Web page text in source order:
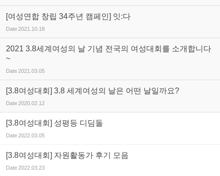
[여성연합 창립 34주년 캠페인] 잇:다
Date2021.10.18
2021 3.8세계여성의 날 기념 전국의 여성대회를 소개합니다
~
Date2021.03.05
[3.8여성대회] 3.8 세계여성의 날은 어떤 날일까요?
Date2020.02.12
[3.8여성대회] 성평등 디딤돌
Date2022.03.05
[3.8여성대회] 자원활동가 후기 모음
Date2022.03.23